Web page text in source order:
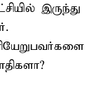
இருந்து